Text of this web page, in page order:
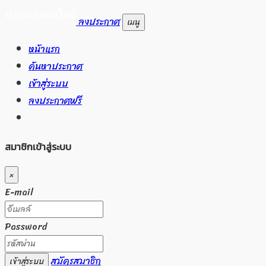
ลงประกาศ เมนู
หน้าแรก
ค้นหาประกาศ
เข้าสู่ระบบ
ลงประกาศฟรี
สมาชิกเข้าสู่ระบบ
×
E-mail
Password
เข้าสู่ระบบ สมัครสมาชิก